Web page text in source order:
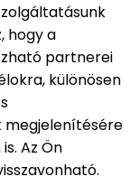
hogy a
partnerei
különösen
megjelenítésére
Az Ön